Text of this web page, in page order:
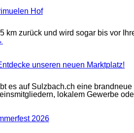
Hof
zurück und wird sogar bis vor
unseren neuen Marktplatz!
es auf Sulzbach.ch eine
lokalem Gewerbe
2026